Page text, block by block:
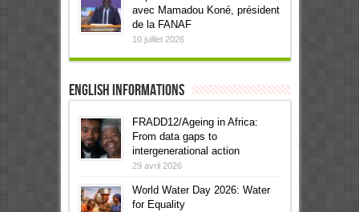
avec Mamadou Koné, président
de la FANAF
10 juillet 2026
English informations
FRADD12/Ageing in Africa:
From data gaps to
intergenerational action
29 avril 2026
World Water Day 2026: Water
for Equality